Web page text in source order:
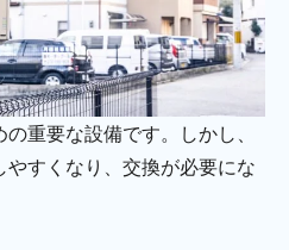
重要な設備です。しかし、
すくなり、交換が必要にな